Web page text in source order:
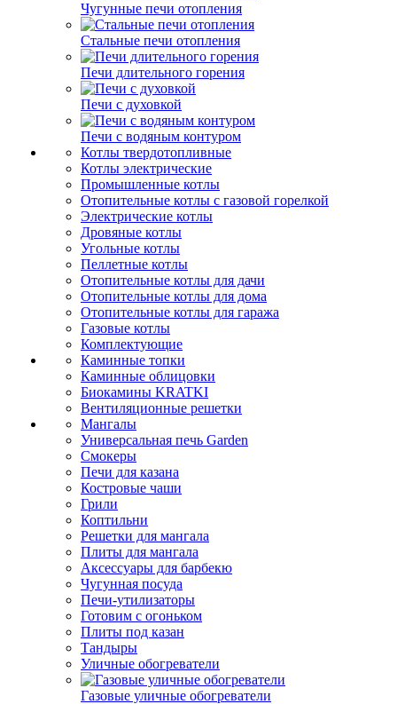
Чугунные печи отопления
Стальные печи отопления
Печи длительного горения
Печи с духовкой
Печи с водяным контуром
Котлы твердотопливные
Котлы электрические
Промышленные котлы
Отопительные котлы с газовой горелкой
Электрические котлы
Дровяные котлы
Угольные котлы
Пеллетные котлы
Отопительные котлы для дачи
Отопительные котлы для дома
Отопительные котлы для гаража
Газовые котлы
Комплектующие
Каминные топки
Каминные облицовки
Биокамины KRATKI
Вентиляционные решетки
Мангалы
Универсальная печь Garden
Смокеры
Печи для казана
Костровые чаши
Грили
Коптильни
Решетки для мангала
Плиты для мангала
Аксессуары для барбекю
Чугунная посуда
Печи-утилизаторы
Готовим с огоньком
Плиты под казан
Тандыры
Уличные обогреватели
Газовые уличные обогреватели